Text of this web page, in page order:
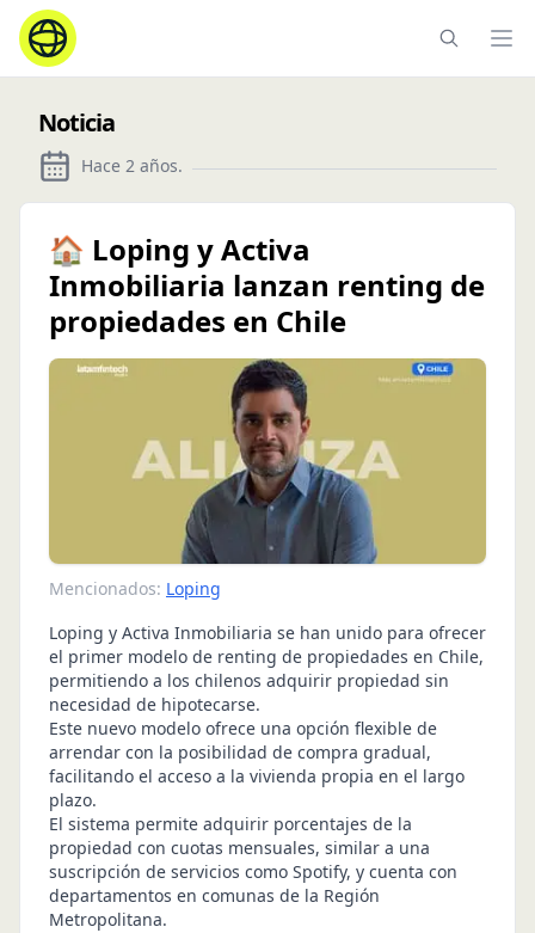
Noticia
Hace 2 años.
🏠 Loping y Activa
Inmobiliaria lanzan renting de
propiedades en Chile
Mencionados: Loping
Loping y Activa Inmobiliaria se han unido para ofrecer
el primer modelo de renting de propiedades en Chile,
permitiendo a los chilenos adquirir propiedad sin
necesidad de hipotecarse.
Este nuevo modelo ofrece una opción flexible de
arrendar con la posibilidad de compra gradual,
facilitando el acceso a la vivienda propia en el largo
plazo.
El sistema permite adquirir porcentajes de la
propiedad con cuotas mensuales, similar a una
suscripción de servicios como Spotify, y cuenta con
departamentos en comunas de la Región
Metropolitana.